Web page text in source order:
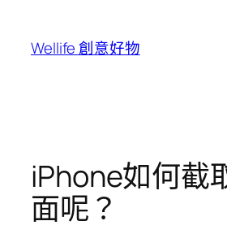
Wellife 創意好物
iPhone如何截
面呢？